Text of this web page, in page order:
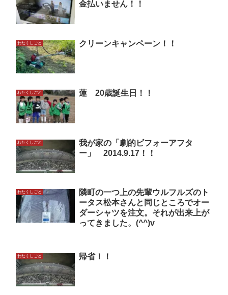
金払いません！！
わたくしごと クリーンキャンペーン！！
わたくしごと 蓮 20歳誕生日！！
わたくしごと
我が家の「劇的ビフォーアフタ
ー」 2014.9.17！！
わたくしごと
隣町の一つ上の先輩ウルフルズのト
ータス松本さんと同じところでオー
ダーシャツを注文。それが出来上が
ってきました。(^^)v
わたくしごと 帰省！！